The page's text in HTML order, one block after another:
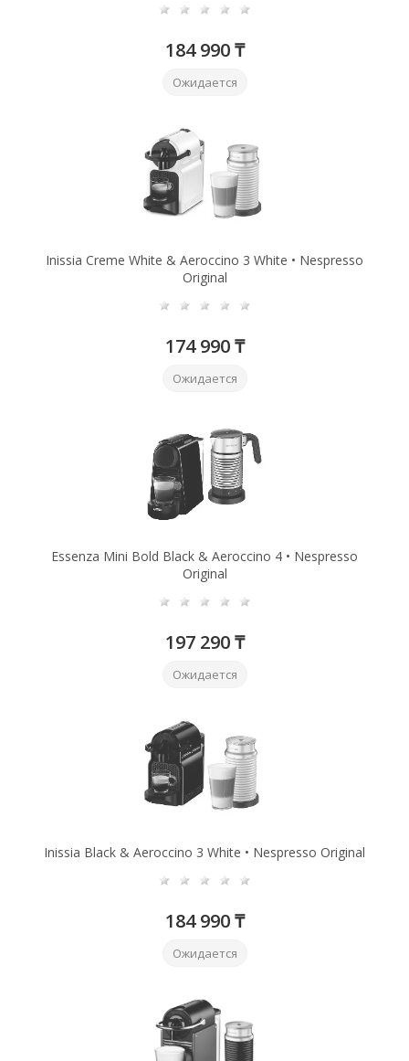
184 990 ₸
Ожидается
Inissia Creme White & Aeroccino 3 White • Nespresso
Original
174 990 ₸
Ожидается
Essenza Mini Bold Black & Aeroccino 4 • Nespresso
Original
197 290 ₸
Ожидается
Inissia Black & Aeroccino 3 White • Nespresso Original
184 990 ₸
Ожидается